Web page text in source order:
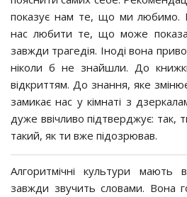
показує нам те, що ми любимо.
нас любити те, що може
завжди трагедія. Іноді вона
ніколи б не знайшли. До
відкриттям. До знання, яке
замикає нас у кімнаті з
дуже ввічливо підтверджує: так,
такий, як ти вже підозрював.
Алгоритмічні культури
завжди звучить словами. Вона